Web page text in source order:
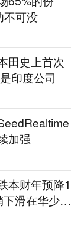
不可没
田史上首次
印度公司
加强
本财年预降1
滑在华少卖